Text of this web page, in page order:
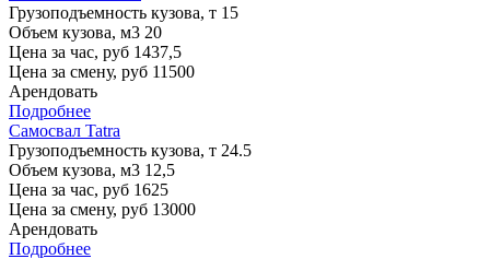
Грузоподъемность кузова, т 15
Объем кузова, м3 20
Цена за час, руб 1437,5
Цена за смену, руб 11500
Арендовать
Подробнее
Самосвал Tatra
Грузоподъемность кузова, т 24.5
Объем кузова, м3 12,5
Цена за час, руб 1625
Цена за смену, руб 13000
Арендовать
Подробнее